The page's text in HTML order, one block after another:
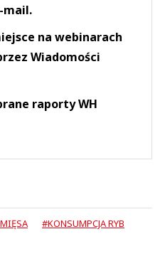
mail.
na webinarach
Wiadomości
raporty WH
#KONSUMPCJA RYB